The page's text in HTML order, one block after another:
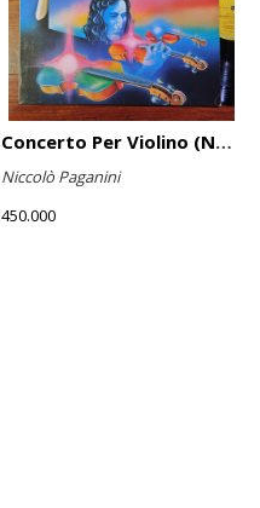
Concerto Per Violino (No. 6)
Niccolò Paganini
450.000